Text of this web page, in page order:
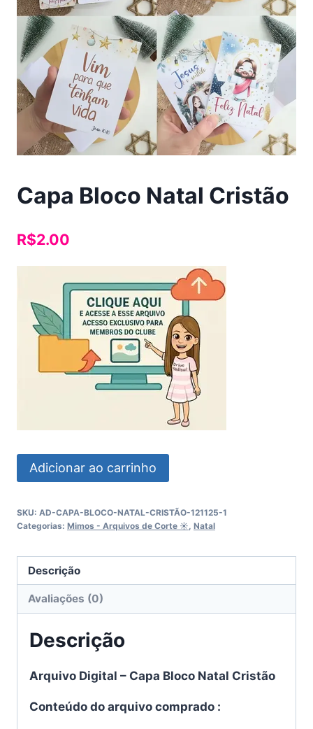
Capa Bloco Natal Cristão
R$2.00
Capa
Bloco
Cristão
Adicionar ao carrinho
SKU: AD-CAPA-BLOCO-NATAL-CRISTÃO-121125-1
Categorias: Mimos - Arquivos de Corte ☀︎, Natal
Descrição
Avaliações (0)
Descrição
Arquivo Digital – Capa Bloco Natal Cristão
Conteúdo do arquivo comprado :